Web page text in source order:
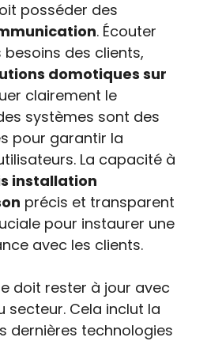
posséder des
. Écouter
des clients,
domotiques sur
clairement le
systèmes sont des
pour garantir la
La capacité à
installation
précis et transparent
pour instaurer une
avec les clients.
doit rester à jour avec
secteur. Cela inclut la
dernières technologies